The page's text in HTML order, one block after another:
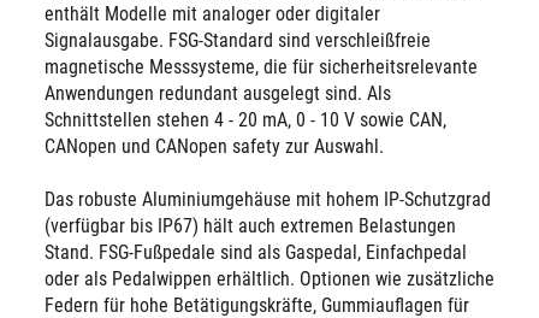
enthält Modelle mit analoger oder digitaler
Signalausgabe. FSG-Standard sind verschleißfreie
magnetische Messsysteme, die für sicherheitsrelevante
Anwendungen redundant ausgelegt sind. Als
Schnittstellen stehen 4 - 20 mA, 0 - 10 V sowie CAN,
CANopen und CANopen safety zur Auswahl.
Das robuste Aluminiumgehäuse mit hohem IP-Schutzgrad
(verfügbar bis IP67) hält auch extremen Belastungen
Stand. FSG-Fußpedale sind als Gaspedal, Einfachpedal
oder als Pedalwippen erhältlich. Optionen wie zusätzliche
Federn für hohe Betätigungskräfte, Gummiauflagen für